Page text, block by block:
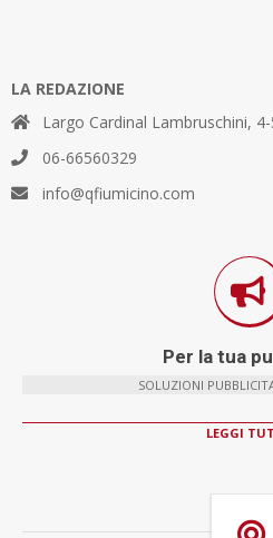
LA REDAZIONE
Largo Cardinal Lambruschini,
06-66560329
info@qfiumicino.com
Per la tua
SOLUZIONI
LEGGI